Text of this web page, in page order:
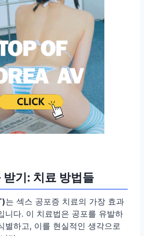
받기: 치료 방법들
는 섹스 공포증 치료의 가장 효과
니다. 이 치료법은 공포를 유발하
별하고, 이를 현실적인 생각으로